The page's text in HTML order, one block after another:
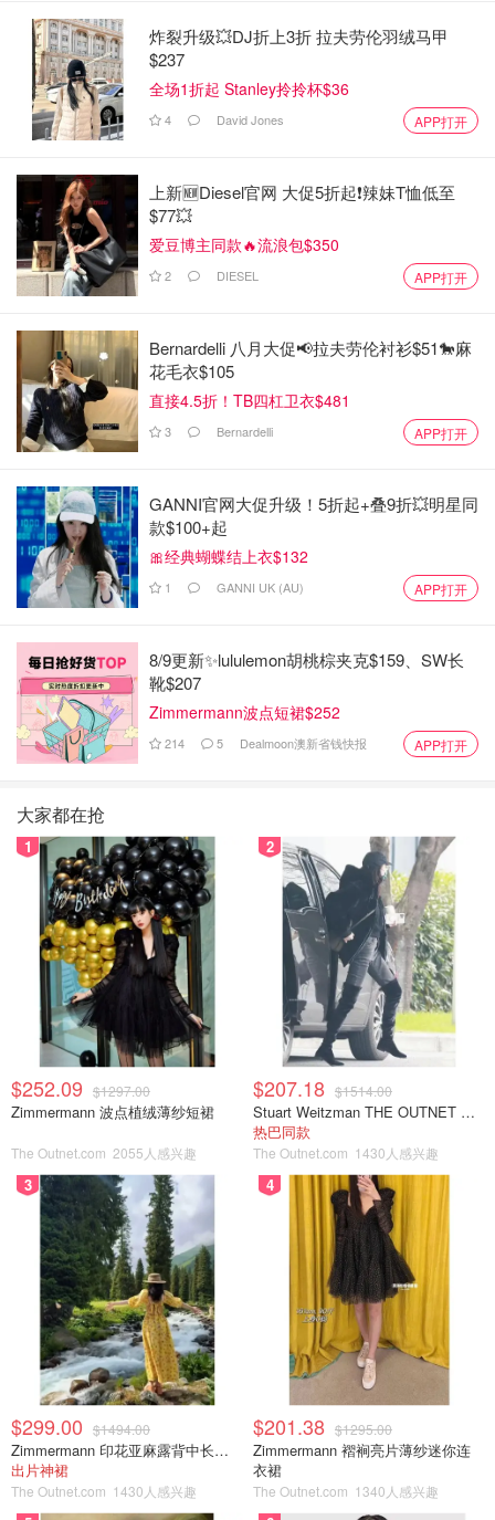
炸裂升级💥DJ折上3折 拉夫劳伦羽绒马甲
$237
全场1折起 Stanley拎拎杯$36
4 David Jones APP打开
上新🆕Diesel官网 大促5折起❗️辣妹T恤低至
$77💥
爱豆博主同款🔥流浪包$350
2 DIESEL APP打开
Bernardelli 八月大促📢拉夫劳伦衬衫$51🐎麻
花毛衣$105
直接4.5折！TB四杠卫衣$481
3 Bernardelli APP打开
GANNI官网大促升级！5折起+叠9折💥明星同
款$100+起
🎀经典蝴蝶结上衣$132
1 GANNI UK (AU) APP打开
8/9更新✨lululemon胡桃棕夹克$159、SW长
靴$207
Zimmermann波点短裙$252
214 5 Dealmoon澳新省钱快报 APP打开
大家都在抢
1
$252.09 $1297.00
Zimmermann 波点植绒薄纱短裙
The Outnet.com 2055人感兴趣
2
$207.18 $1514.00
Stuart Weitzman THE OUTNET 麂皮过膝靴 黑色
热巴同款
The Outnet.com 1430人感兴趣
3
$299.00 $1494.00
Zimmermann 印花亚麻露背中长连衣裙
出片神裙
The Outnet.com 1430人感兴趣
4
$201.38 $1295.00
Zimmermann 褶裥亮片薄纱迷你连
衣裙
The Outnet.com 1340人感兴趣